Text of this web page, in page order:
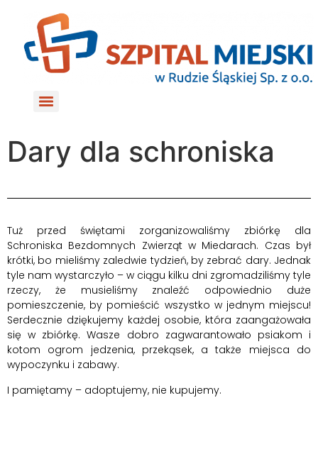
Dary dla schroniska
Tuż przed świętami zorganizowaliśmy zbiórkę dla
Schroniska Bezdomnych Zwierząt w Miedarach. Czas był
krótki, bo mieliśmy zaledwie tydzień, by zebrać dary. Jednak
tyle nam wystarczyło – w ciągu kilku dni zgromadziliśmy tyle
rzeczy, że musieliśmy znaleźć odpowiednio duże
pomieszczenie, by pomieścić wszystko w jednym miejscu!
Serdecznie dziękujemy każdej osobie, która zaangażowała
się w zbiórkę. Wasze dobro zagwarantowało psiakom i
kotom ogrom jedzenia, przekąsek, a także miejsca do
wypoczynku i zabawy.
I pamiętamy – adoptujemy, nie kupujemy.